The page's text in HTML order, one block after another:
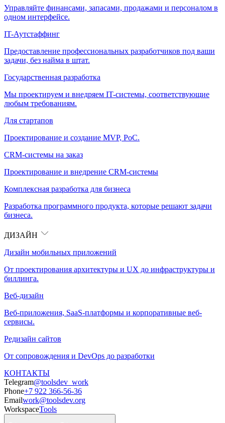
Управляйте финансами, запасами, продажами и персоналом в
одном интерфейсе.
IT-Аутстаффинг
Предоставление профессиональных разработчиков под ваши
задачи, без найма в штат.
Государственная разработка
Мы проектируем и внедряем IT-системы, соответствующие
любым требованиям.
Для стартапов
Проектирование и создание MVP, PoC.
CRM-системы на заказ
Проектирование и внедрение CRM-системы
Комплексная разработка для бизнеса
Разработка программного продукта, которые решают задачи
бизнеса.
ДИЗАЙН
Дизайн мобильных приложений
От проектирования архитектуры и UX до инфраструктуры и
биллинга.
Веб-дизайн
Веб-приложения, SaaS-платформы и корпоративные веб-
сервисы.
Редизайн сайтов
От сопровождения и DevOps до разработки
КОНТАКТЫ
Telegram@toolsdev_work
Phone+7 922 366-56-36
Emailwork@toolsdev.org
WorkspaceTools